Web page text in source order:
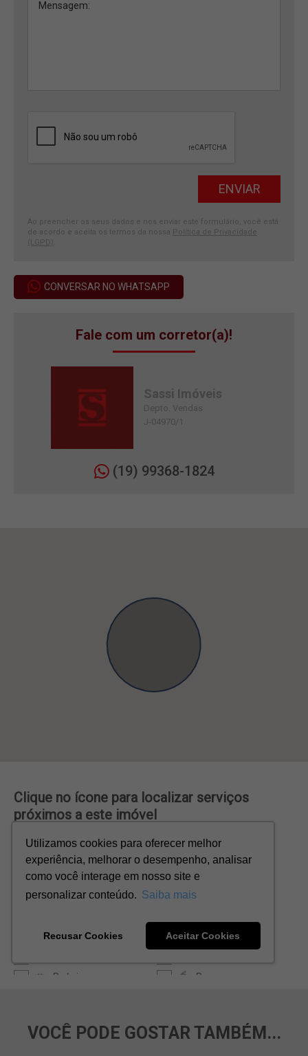
Ao preencher os seus dados e nos enviar este formulário, você está
de acordo e aceita os termos da nossa Política de Privacidade
(LGPD)
CONVERSAR NO WHATSAPP
Fale com um corretor(a)!
Sassi Imóveis
Depto. Vendas
J-04970/1
(19) 99368-1824
VOCÊ PODE GOSTAR TAMBÉM...